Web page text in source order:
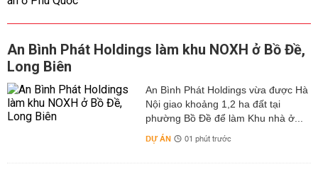
An Bình Phát Holdings làm khu NOXH ở Bồ Đề,
Long Biên
An Bình Phát Holdings vừa được Hà
Nội giao khoảng 1,2 ha đất tại
phường Bồ Đề để làm Khu nhà ở...
DỰ ÁN 01 phút trước